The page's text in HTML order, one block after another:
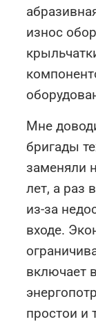
износ
Мне
бригады
заменяли
лет, а раз
из-за
входе.
включает
простои и